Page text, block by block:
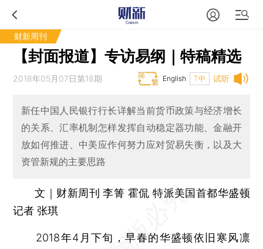
财新周刊
【封面报道】专访易纲｜特稿精选
试听
2018年05月07日第18期 T中
English
新任中国人民银行行长详解当前货币政策与经济增长
的关系、汇率机制怎样发挥自动稳定器功能、金融开
放如何推进、中美应作何努力应对贸易失衡，以及大
资管新规的主要思路
文｜财新周刊 李箐 霍侃 特派美国首都华盛顿
记者 张琪
2018年4月下旬，早春的华盛顿依旧寒风凛